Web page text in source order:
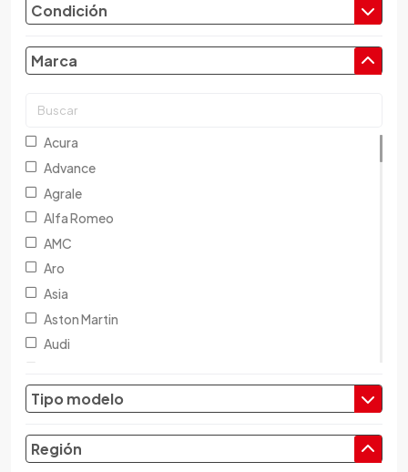
Condición
Marca
Acura
Advance
Agrale
Alfa Romeo
AMC
Aro
Asia
Aston Martin
Audi
Baic
Bentley
Tipo modelo
Región